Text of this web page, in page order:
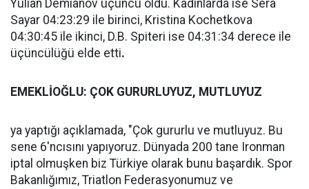
Yulian Demianov üçüncü oldu. Kadınlarda ise Sera
Sayar 04:23:29 ile birinci, Kristina Kochetkova
04:30:45 ile ikinci, D.B. Spiteri ise 04:31:34 derece ile
üçüncülüğü elde etti.
EMEKLİOĞLU: ÇOK GURURLUYUZ, MUTLUYUZ
ya yaptığı açıklamada, "Çok gururlu ve mutluyuz. Bu
sene 6'ncısını yapıyoruz. Dünyada 200 tane Ironman
iptal olmuşken biz Türkiye olarak bunu başardık. Spor
Bakanlığımız, Triatlon Federasyonumuz ve